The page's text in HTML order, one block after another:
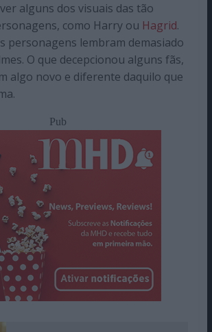
alguns dos visuais das tão
como Harry ou Hagrid.
personagens lembram demasiado
O que decepcionou alguns fãs,
algo novo e diferente daquilo que
Pub